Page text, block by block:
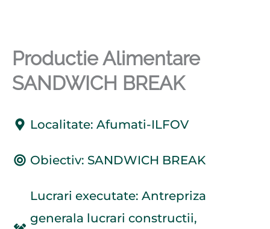
Productie Alimentare
SANDWICH BREAK
Localitate: Afumati-ILFOV
Obiectiv: SANDWICH BREAK
Lucrari executate: Antrepriza
generala lucrari constructii,